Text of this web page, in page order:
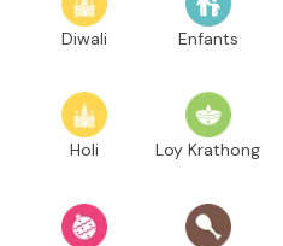
Diwali Enfants
Holi Loy Krathong